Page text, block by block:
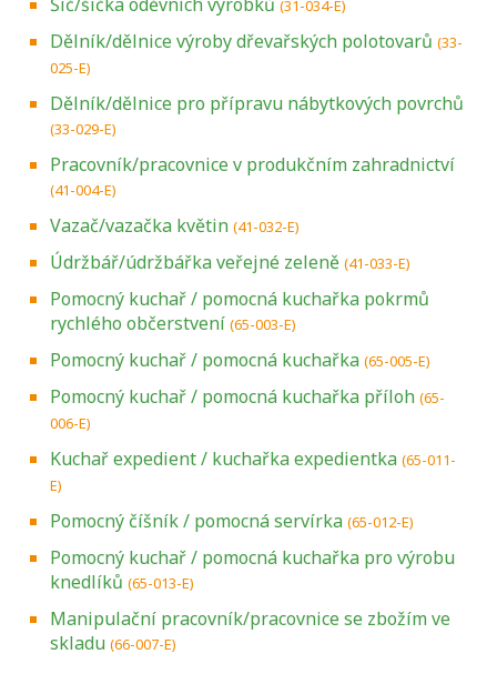
(31-034-E)
Dělník/dělnice výroby dřevařských polotovarů (33-
025-E)
Dělník/dělnice pro přípravu nábytkových povrchů
(33-029-E)
Pracovník/pracovnice v produkčním zahradnictví
(41-004-E)
Vazač/vazačka květin (41-032-E)
Údržbář/údržbářka veřejné zeleně (41-033-E)
Pomocný kuchař / pomocná kuchařka pokrmů
rychlého občerstvení (65-003-E)
Pomocný kuchař / pomocná kuchařka (65-005-E)
Pomocný kuchař / pomocná kuchařka příloh (65-
006-E)
Kuchař expedient / kuchařka expedientka (65-011-
E)
Pomocný číšník / pomocná servírka (65-012-E)
Pomocný kuchař / pomocná kuchařka pro výrobu
knedlíků (65-013-E)
Manipulační pracovník/pracovnice se zbožím ve
skladu (66-007-E)
Projděte si seznam profesních kvalifikací.